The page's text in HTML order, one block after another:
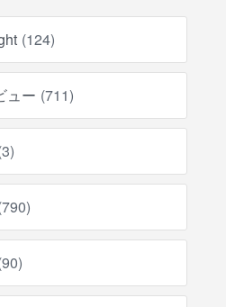
(124)
ュー (711)
3)
790)
90)